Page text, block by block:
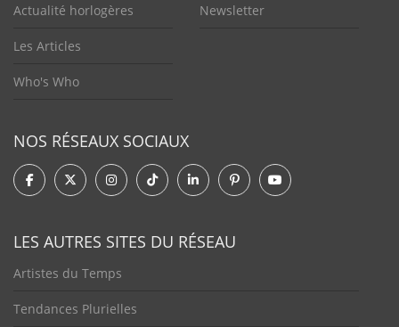
Actualité horlogères
Les Articles
Who's Who
Newsletter
NOS RÉSEAUX SOCIAUX
LES AUTRES SITES DU RÉSEAU
Artistes du Temps
Tendances Plurielles